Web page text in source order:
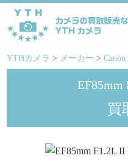
YTHカメラ > メーカー >Canon
EF85mm
買